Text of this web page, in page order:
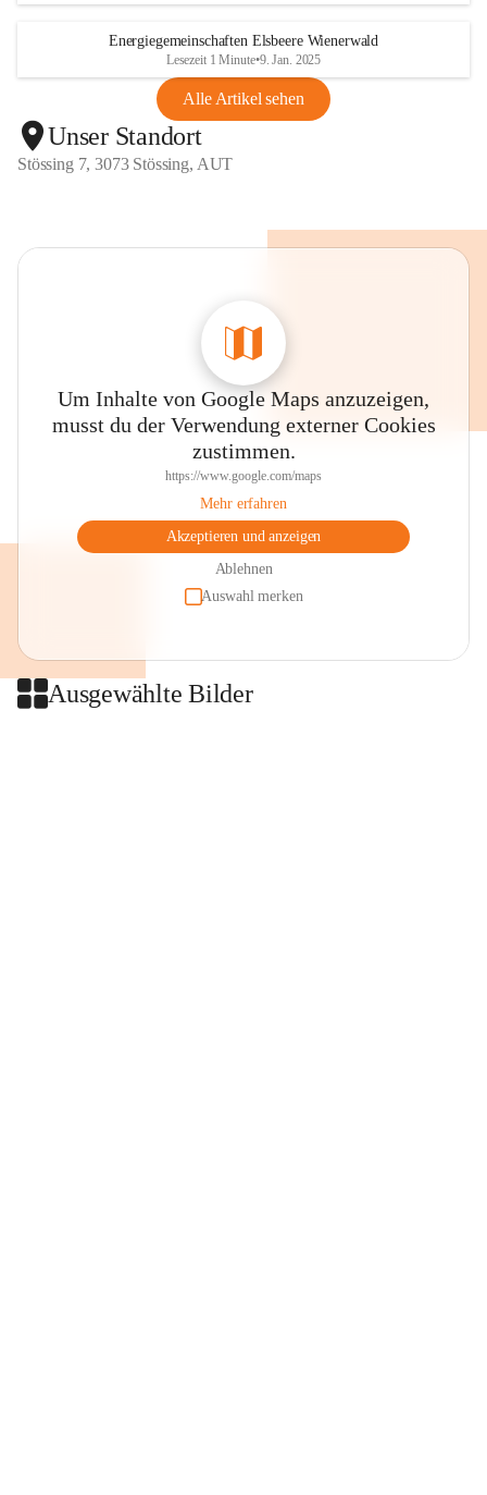
Energiegemeinschaften Elsbeere Wienerwald
Lesezeit 1 Minute•9. Jan. 2025
Alle Artikel sehen
Unser Standort
Stössing 7, 3073 Stössing, AUT
Um Inhalte von Google Maps anzuzeigen,
musst du der Verwendung externer Cookies
zustimmen.
https://www.google.com/maps
Mehr erfahren
Akzeptieren und anzeigen
Ablehnen
Auswahl merken
Ausgewählte Bilder